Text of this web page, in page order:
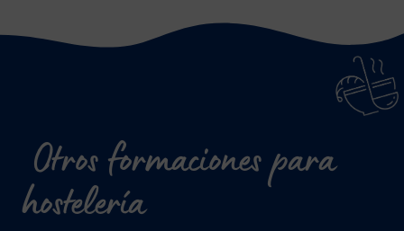
Otros formaciones para
hostelería